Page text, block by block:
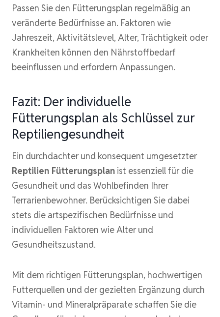
Passen Sie den Fütterungsplan regelmäßig an
veränderte Bedürfnisse an. Faktoren wie
Jahreszeit, Aktivitätslevel, Alter, Trächtigkeit oder
Krankheiten können den Nährstoffbedarf
beeinflussen und erfordern Anpassungen.
Fazit: Der individuelle
Fütterungsplan als Schlüssel zur
Reptiliengesundheit
Ein durchdachter und konsequent umgesetzter
Reptilien Fütterungsplan ist essenziell für die
Gesundheit und das Wohlbefinden Ihrer
Terrarienbewohner. Berücksichtigen Sie dabei
stets die artspezifischen Bedürfnisse und
individuellen Faktoren wie Alter und
Gesundheitszustand.
Mit dem richtigen Fütterungsplan, hochwertigen
Futterquellen und der gezielten Ergänzung durch
Vitamin- und Mineralpräparate schaffen Sie die